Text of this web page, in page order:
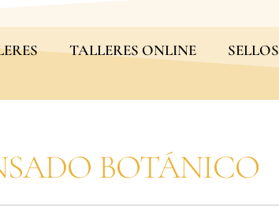
TALLERES ONLINE SELLOS
BOTÁNICO